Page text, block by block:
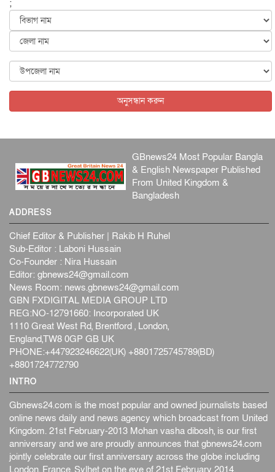
আন্তর্জাতিক ৫ আগস্ট, ২০২৬
কেনিয়ায় ১৫ হাতির রহস্যজনক মৃত্যু, সন্দেহের মুখে কীটনাশকের
আন্তর্জাতিক ৫ আগস্ট, ২০২৬
;
অনুসন্ধান করুন
GBnews24 Most Popular Bangla
& English Newspaper Published
From United Kingdom &
Bangladesh
ADDRESS
Chief Editor & Publisher | Rakib H Ruhel
Sub-Editor : Laboni Hussain
Co-Founder : Nira Hussain
Editor: gbnews24@gmail.com
News Room: news.gbnews24@gmail.com
GBN FXDIGITAL MEDIA GROUP LTD
REG:NO-12791660: Incorporated UK
1110 Great West Rd, Brentford , London,
England,TW8 0GP GB UK
PHONE:+447923246622(UK) +8801725745789(BD)
+8801724772790
INTRO
Gbnews24.com is the most popular and owned journalists based
online news daily and news agency which broadcast from United
Kingdom. 21st February-2013 Mohan vasha dibosh, is our first
anniversary and we are proudly announces that gbnews24.com
jointly celebrate our first anniversary across the globe including